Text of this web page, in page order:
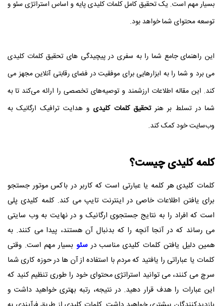
بسیار مهم است. یک تحقیق کامل کلمات کلیدی پایه و اساس استراتژی سئو و
توسعه محتوای شما خواهد بود.
این راهنمای جامع شما را به سفری در پیچیدگی های تحقیق کلمات کلیدی
می برد و شما را به ابزارهایی برای موفقیت در فضای رقابتی آنلاین مجهز می
کند. این مقاله اطلاعات ارزشمند و توصیه‌های تخصصی را ارائه می‌کند تا به
شما در تسلط بر هنرتحقیق کلمات کلیدیو هدایت ترافیک ارگانیک به
وب‌سایت خود کمک کند.
کلمه کلیدی چیست؟
کلمات کلیدی هر کلمه یا عبارتی است که کاربر در باکس موتور جستجو
برای یافتن اطلاعات خاصی در اینترنت تایپ می کند. کلمه کلیدی پلی
است که افراد را به نتایج جستجوی ارگانیک و در نهایت به وب سایتی
می رساند که در آنجا آنچه را که بدنبال آن هستند، پیدا می کنند. به
همین دلیل یافتن کلمات کلیدی مناسب درسئو بسیار مهم است. وقتی
کلمات یا عباراتی را یافتید که مردم با استفاده از آن ها در حوزه کاری شما
سرچ می کنند، می توانید استراتژی محتوای خود را طوری تنظیم کنید که
این عبارات را هدف قرار دهید. در نتیجه، رتبه بهتری خواهید داشت و